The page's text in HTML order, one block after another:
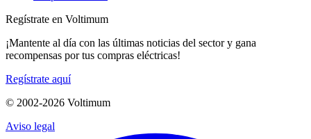
Regístrate en Voltimum
¡Mantente al día con las últimas noticias del sector y gana
recompensas por tus compras eléctricas!
Regístrate aquí
© 2002-2026 Voltimum
Aviso legal